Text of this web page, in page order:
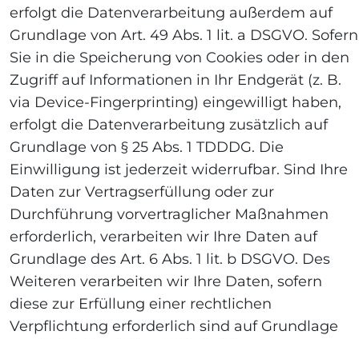
erfolgt die Datenverarbeitung außerdem auf
Grundlage von Art. 49 Abs. 1 lit. a DSGVO. Sofern
Sie in die Speicherung von Cookies oder in den
Zugriff auf Informationen in Ihr Endgerät (z. B.
via Device-Fingerprinting) eingewilligt haben,
erfolgt die Datenverarbeitung zusätzlich auf
Grundlage von § 25 Abs. 1 TDDDG. Die
Einwilligung ist jederzeit widerrufbar. Sind Ihre
Daten zur Vertragserfüllung oder zur
Durchführung vorvertraglicher Maßnahmen
erforderlich, verarbeiten wir Ihre Daten auf
Grundlage des Art. 6 Abs. 1 lit. b DSGVO. Des
Weiteren verarbeiten wir Ihre Daten, sofern
diese zur Erfüllung einer rechtlichen
Verpflichtung erforderlich sind auf Grundlage